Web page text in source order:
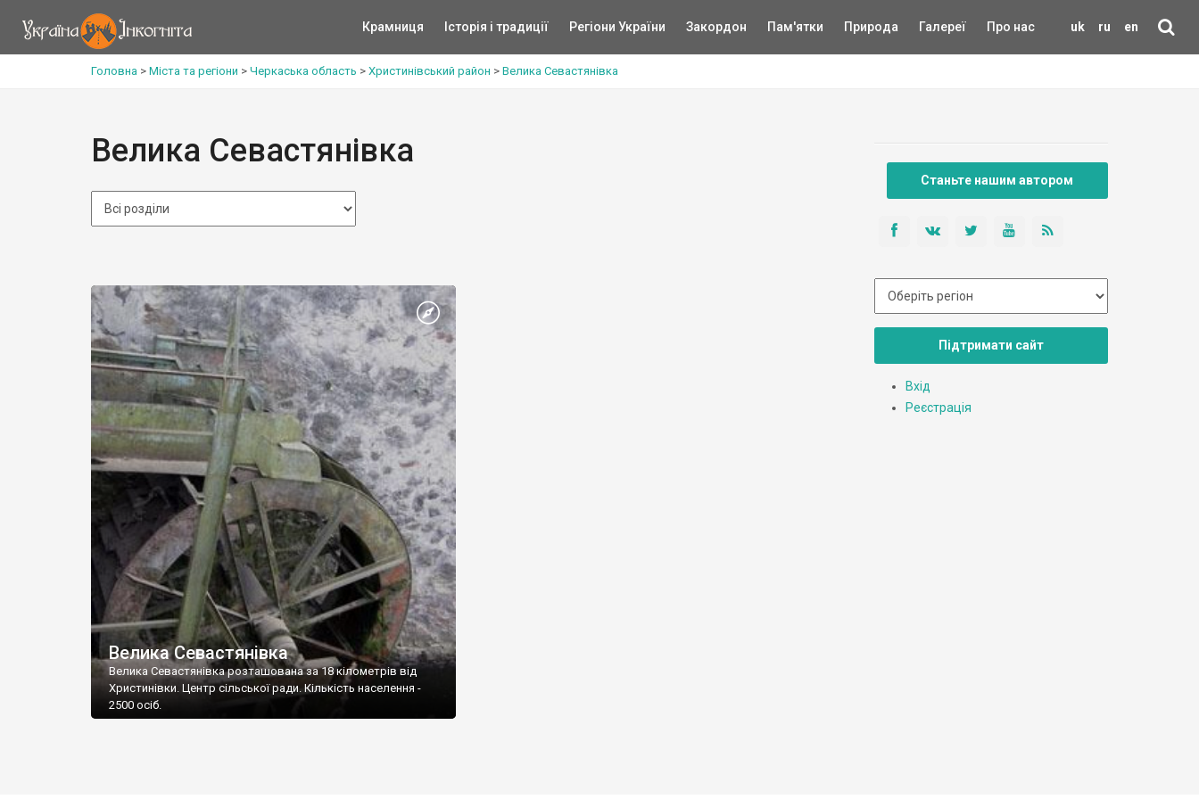
uk ru en
Крамниця Історія і традиції Регіони України Закордон Пам'ятки Природа Галереї Про нас
Головна > Міста та регіони > Черкаська область > Христинівський район > Велика Севастянівка
Велика Севастянівка
Велика Севастянівка
Велика Севастянівка розташована за 18 кілометрів від
Христинівки. Центр сільської ради. Кількість населення -
2500 осіб.
Станьте нашим автором
Підтримати сайт
Вхід
Реєстрація